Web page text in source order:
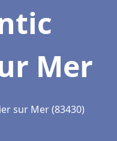
Mer
sur Mer (83430)